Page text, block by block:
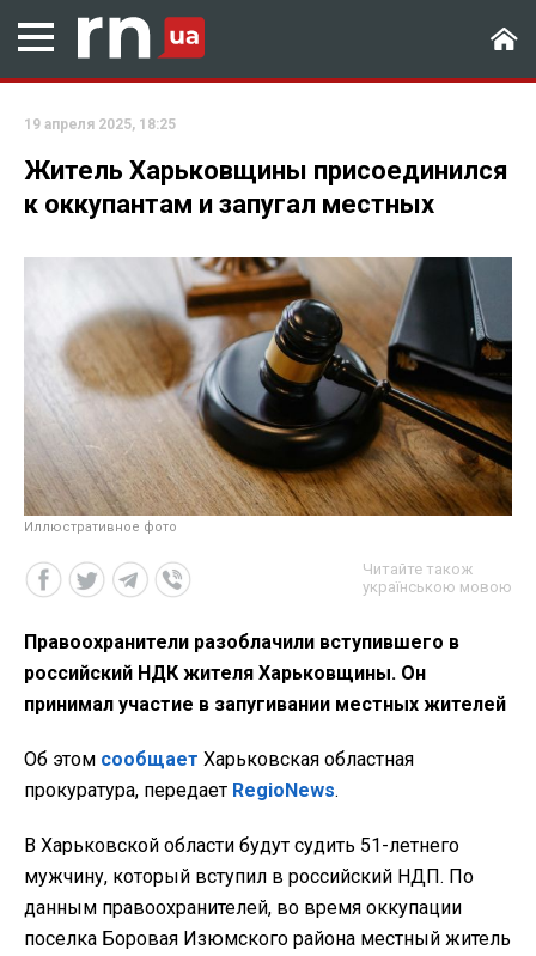
19 апреля 2025, 18:25
Житель Харьковщины присоединился
к оккупантам и запугал местных
Иллюстративное фото
Читайте також
українською мовою
Правоохранители разоблачили вступившего в
российский НДК жителя Харьковщины. Он
принимал участие в запугивании местных жителей
Об этом сообщает Харьковская областная
прокуратура, передает RegioNews.
В Харьковской области будут судить 51-летнего
мужчину, который вступил в российский НДП. По
данным правоохранителей, во время оккупации
поселка Боровая Изюмского района местный житель